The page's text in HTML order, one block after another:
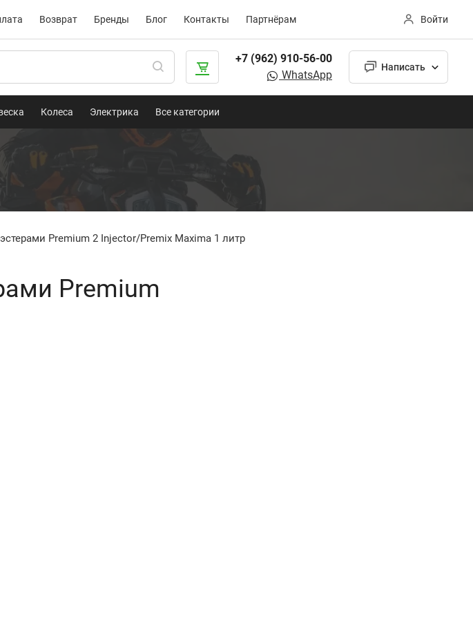
Возврат Бренды Блог Контакты Партнёрам Войти
+7 (962) 910-56-00
WhatsApp
Написать
Колеса Электрика Все категории
Premium 2 Injector/Premix Maxima 1 литр
Premium